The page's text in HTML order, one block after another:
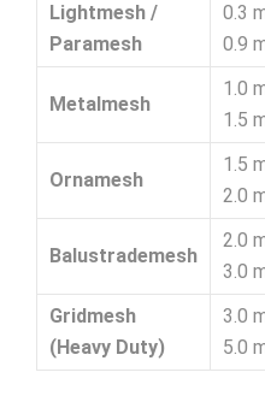
Lightmesh /
Paramesh
0.3
0.9
Metalmesh
1.0
1.5
Ornamesh
1.5
2.0
Balustrademesh
2.0
3.0
Gridmesh
(Heavy Duty)
3.0
5.0